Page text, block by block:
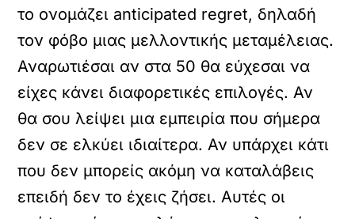
το ονομάζει anticipated regret, δηλαδή
τον φόβο μιας μελλοντικής μεταμέλειας.
Αναρωτιέσαι αν στα 50 θα εύχεσαι να
είχες κάνει διαφορετικές επιλογές. Αν
θα σου λείψει μια εμπειρία που σήμερα
δεν σε ελκύει ιδιαίτερα. Αν υπάρχει κάτι
που δεν μπορείς ακόμη να καταλάβεις
επειδή δεν το έχεις ζήσει. Αυτές οι